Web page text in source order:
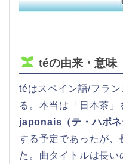
téの由来・意味
téはスペイン語/フラン
る。本当は「日本茶」
japonais（テ・ハポネ
する予定であったが、
た。曲タイトルは長い